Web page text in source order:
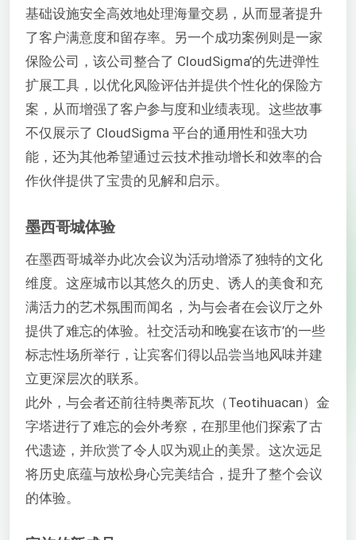
基础设施安全高效地处理海量交易，从而显著提升
了客户满意度和留存率。另一个成功案例则是一家
保险公司，该公司整合了 CloudSigma’的先进弹性
扩展工具，以优化风险评估并提供个性化的保险方
案，从而增强了客户参与度和业绩表现。这些故事
不仅展示了 CloudSigma 平台的通用性和强大功
能，还为其他希望通过云技术推动增长和效率的合
作伙伴提供了宝贵的见解和启示。
墨西哥城体验
在墨西哥城举办此次会议为活动增添了独特的文化
维度。这座城市以其悠久的历史、诱人的美食和充
满活力的艺术氛围而闻名，为与会者在会议厅之外
提供了难忘的体验。社交活动和晚宴在该市’的一些
标志性场所举行，让宾客们得以品尝当地风味并建
立更深层次的联系。
此外，与会者还前往特奥蒂瓦坎（Teotihuacan）金
字塔进行了难忘的会外考察，在那里他们探索了古
代遗迹，并欣赏了令人叹为观止的美景。这次远足
将历史底蕴与放松身心完美结合，提升了整个会议
的体验。